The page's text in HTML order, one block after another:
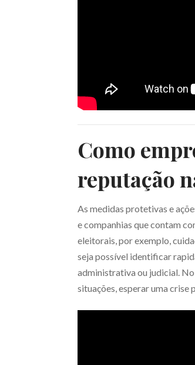
Como
reputação
As medidas protetivas e
e companhias que contam
eleitorais, por exemplo,
seja possível identificar
administrativa ou judicial.
situações, esperar uma crise